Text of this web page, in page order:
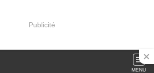
Publicité
MENU